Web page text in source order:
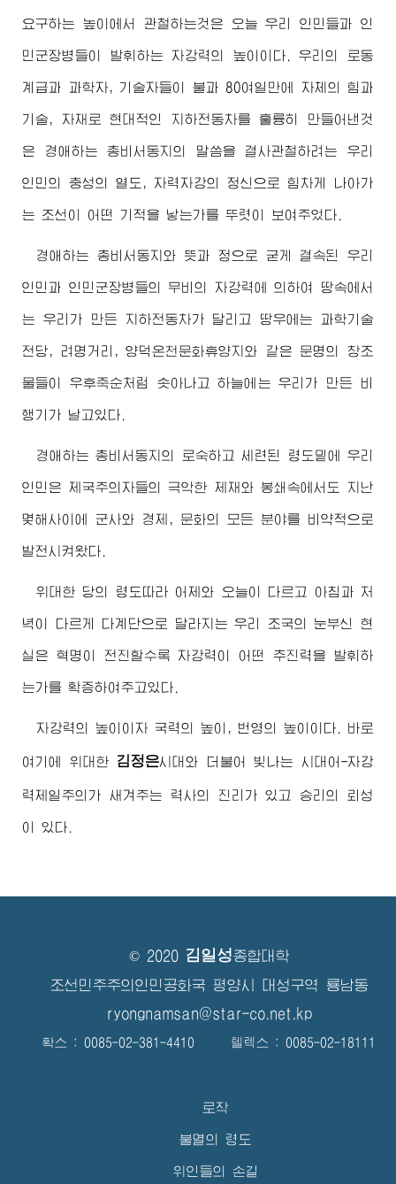
요구하는 높이에서 관철하는것은 오늘 우리 인민들과 인
민군장병들이 발휘하는 자강력의 높이이다. 우리의 로동
계급과 과학자, 기술자들이 불과 80여일만에 자체의 힘과
기술, 자재로 현대적인 지하전동차를 훌륭히 만들어낸것
은 경애하는 총비서동지의 말씀을 결사관철하려는 우리
인민의 충성의 열도, 자력자강의 정신으로 힘차게 나아가
는 조선이 어떤 기적을 낳는가를 뚜렷이 보여주었다.
경애하는 총비서동지와 뜻과 정으로 굳게 결속된 우리
인민과 인민군장병들의 무비의 자강력에 의하여 땅속에서
는 우리가 만든 지하전동차가 달리고 땅우에는 과학기술
전당, 려명거리, 양덕온천문화휴양지와 같은 문명의 창조
물들이 우후죽순처럼 솟아나고 하늘에는 우리가 만든 비
행기가 날고있다.
경애하는 총비서동지의 로숙하고 세련된 령도밑에 우리
인민은 제국주의자들의 극악한 제재와 봉쇄속에서도 지난
몇해사이에 군사와 경제, 문화의 모든 분야를 비약적으로
발전시켜왔다.
위대한 당의 령도따라 어제와 오늘이 다르고 아침과 저
녁이 다르게 다계단으로 달라지는 우리 조국의 눈부신 현
실은 혁명이 전진할수록 자강력이 어떤 추진력을 발휘하
는가를 확증하여주고있다.
자강력의 높이이자 국력의 높이, 번영의 높이이다. 바로
여기에 위대한 김정은시대와 더불어 빛나는 시대어-자강
력제일주의가 새겨주는 력사의 진리가 있고 승리의 뢰성
이 있다.
© 2020 김일성종합대학
조선민주주의인민공화국 평양시 대성구역 룡남동
ryongnamsan@star-co.net.kp
확스 : 0085-02-381-4410 텔렉스 : 0085-02-18111
로작
불멸의 령도
위인들의 손길